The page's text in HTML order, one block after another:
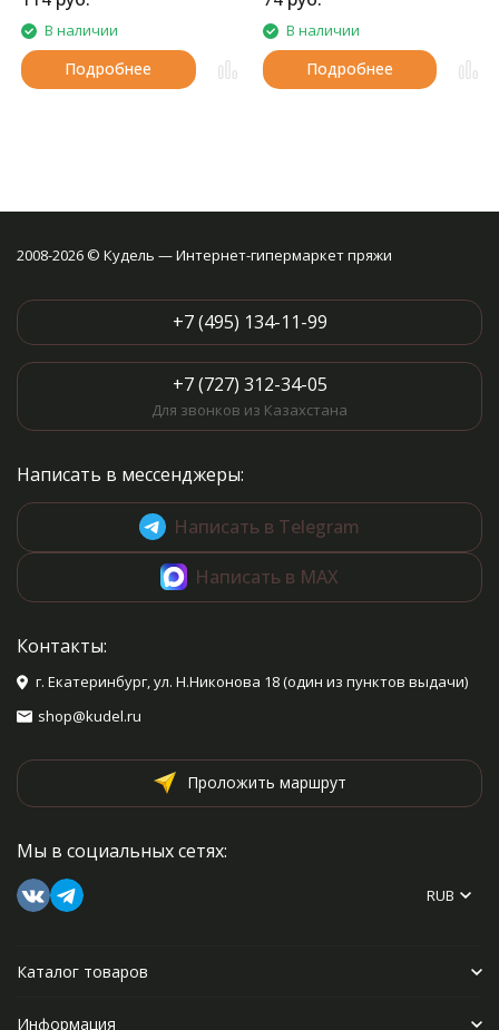
В наличии
Подробнее
В наличии
Подробнее
2008-2026 © Кудель — Интернет-гипермаркет пряжи
+7 (495) 134-11-99
+7 (727) 312-34-05
Для звонков из Казахстана
Написать в мессенджеры:
Написать в Telegram
Написать в MAX
Контакты:
г. Екатеринбург, ул. Н.Никонова 18 (один из пунктов выдачи)
shop@kudel.ru
Проложить маршрут
Мы в социальных сетях:
RUB
Каталог товаров
Информация